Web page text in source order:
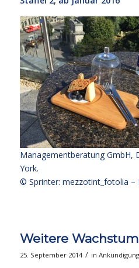
Managementberatung GmbH,
York.
© Sprinter: mezzotint_fotolia –
Weitere
25. September 2014 / in